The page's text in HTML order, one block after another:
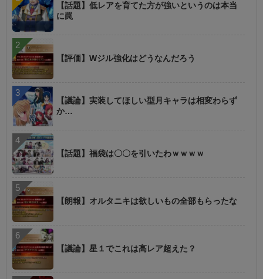
【話題】低レアを育てた方が強いというのは本当
に罠
【評価】Wジル強化はどうなんだろう
【議論】実装してほしい型月キャラは相変わらず
か…
【話題】福袋は〇〇を引いたわｗｗｗｗ
【朗報】オルタニキは欲しいもの全部もらったな
【議論】星１でこれは高レア超えた？